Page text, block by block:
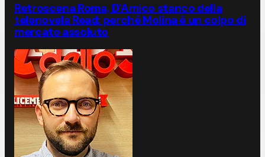
Retroscena Roma, D'Amico stanco della
telenovela Read: perché Molina è un colpo di
mercato assoluto